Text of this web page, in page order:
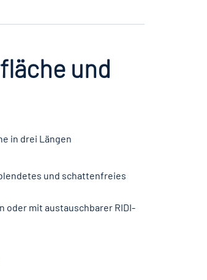
und
in drei Längen
und schattenfreies
oder mit austauschbarer RIDI-